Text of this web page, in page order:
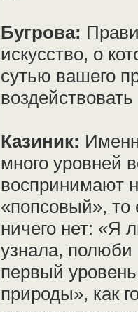
Бугрова:
искусство, о
сутью вашего
Казиник:
много уровней
воспринимают
«попсовый», то
ничего нет: «Я
узнала, полюби
первый
природы», как